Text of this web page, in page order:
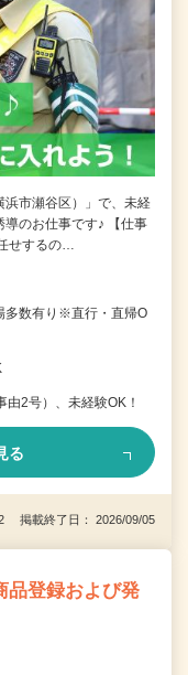
市瀬谷区）」で、未経
のお仕事です♪ 【仕事
せするの…
数有り※直行・直帰O
2号）、未経験OK！
る
掲載終了日： 2026/09/05
品登録および発